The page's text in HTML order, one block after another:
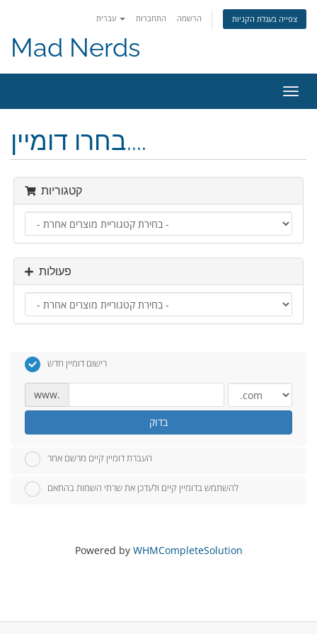
התחברות הרשמה צפייה בעגלת הקניות
Mad Nerds
ניווט
בחרו דומיין....
קטגוריות
פעולות
רישום דומיין חדש
www.
בדוק
העברת דומיין קיים מרשם אחר
להשתמש בדומיין קיים ולעדכן את שרתי השמות בהתאם
Powered by WHMCompleteSolution